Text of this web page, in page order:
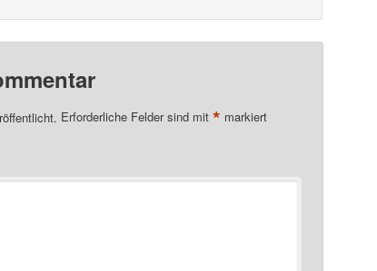
Erforderliche Felder sind mit* markiert